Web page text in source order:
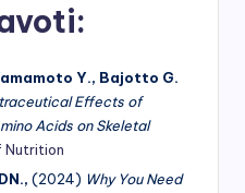
Y., Bajotto G.
Effects of
Acids on Skeletal
Nutrition
(2024) Why You Need